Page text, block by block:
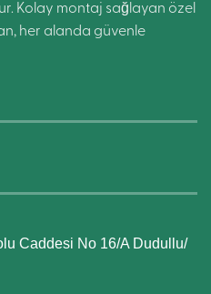
Kolay montaj sağlayan özel
her alanda güvenle
Caddesi No 16/A Dudullu/